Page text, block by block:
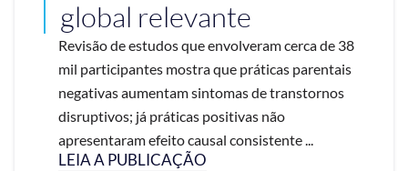
global relevante
Revisão de estudos que envolveram cerca de 38
mil participantes mostra que práticas parentais
negativas aumentam sintomas de transtornos
disruptivos; já práticas positivas não
apresentaram efeito causal consistente ...
LEIA A PUBLICAÇÃO